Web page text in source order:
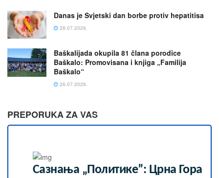
Danas je Svjetski dan borbe protiv hepatitisa
28.07.2026.
Baškalijada okupila 81 člana porodice
Baškalo: Promovisana i knjiga „Familija
Baškalo“
26.07.2026.
PREPORUKA ZA VAS
Сазнања „Политике”: Црна Гора